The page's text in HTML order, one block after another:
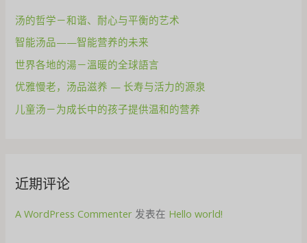
汤的哲学－和谐、耐心与平衡的艺术
智能汤品——智能营养的未来
世界各地的湯－溫暖的全球語言
优雅慢老，汤品滋养 — 长寿与活力的源泉
儿童汤－为成长中的孩子提供温和的营养
近期评论
A WordPress Commenter 发表在 Hello world!